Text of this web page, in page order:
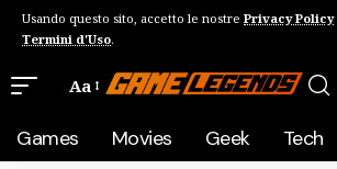
Usando questo sito, accetto le nostre Privacy Policy
Termini d'Uso.
Aa
Games Movies Geek Tech